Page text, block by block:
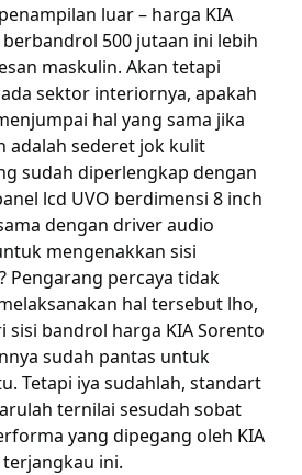
luar – harga KIA
500 jutaan ini lebih
maskulin. Akan tetapi
sektor interiornya, apakah
hal yang sama jika
adalah sederet jok kulit
sudah diperlengkap dengan
lcd UVO berdimensi 8 inch
dengan driver audio
mengenakkan sisi
Pengarang percaya tidak
hal tersebut lho,
sisi bandrol harga KIA Sorento
sudah pantas untuk
Tetapi iya sudahlah, standart
ternilai sesudah sobat
yang dipegang oleh KIA
ini.